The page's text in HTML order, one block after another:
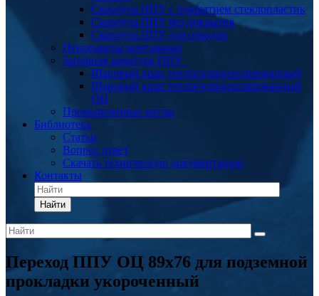
Скорлупа ППУ с покрытием стеклопластик
Скорлупа ППУ без покрытия
Скорлупа ППУ для отводов
Пенопакеты монтажные
Запорная арматура ППУ
Шаровый кран теплогидроизолированный
Шаровый кран теплогидроизолированный
ОЦ
Промышленные котлы
Библиотека
Статьи
Вопрос ответ
Скачать техническую документацию
Контакты
Найти
Переход ППУ ОЦ 89x76 для подземной
прокладки укороченный